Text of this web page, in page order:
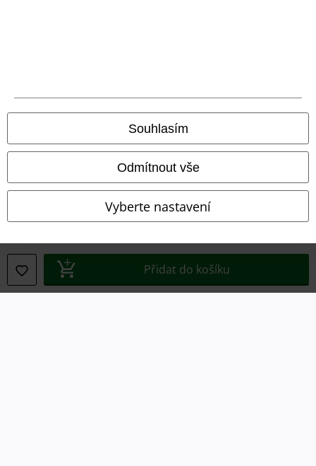
Souhlasím
Odmítnout vše
Vyberte nastavení
Přidat do košíku
Ochrana osobních údajů
Likvidace odpadu a ochrana životního prostředí
Informace o přístupnosti
Odstoupení od smlouvy